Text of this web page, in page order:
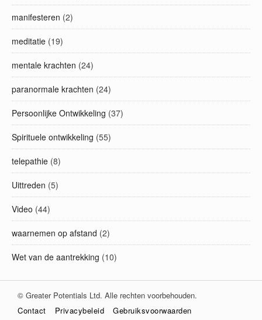
manifesteren (2)
meditatie (19)
mentale krachten (24)
paranormale krachten (24)
Persoonlijke Ontwikkeling (37)
Spirituele ontwikkeling (55)
telepathie (8)
Uittreden (5)
Video (44)
waarnemen op afstand (2)
Wet van de aantrekking (10)
© Greater Potentials Ltd. Alle rechten voorbehouden.
Contact
Privacybeleid Gebruiksvoorwaarden